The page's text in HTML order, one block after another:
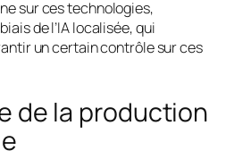
sur ces technologies,
de l’IA localisée, qui
un certain contrôle sur ces
de la production